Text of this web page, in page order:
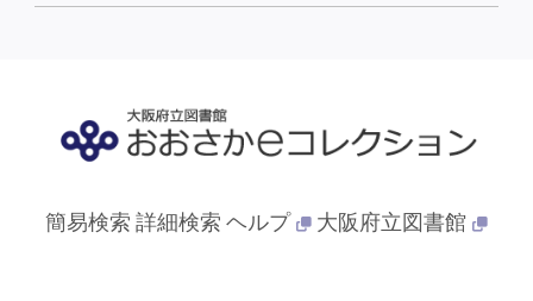
簡易検索 詳細検索 ヘルプ 大阪府立図書館